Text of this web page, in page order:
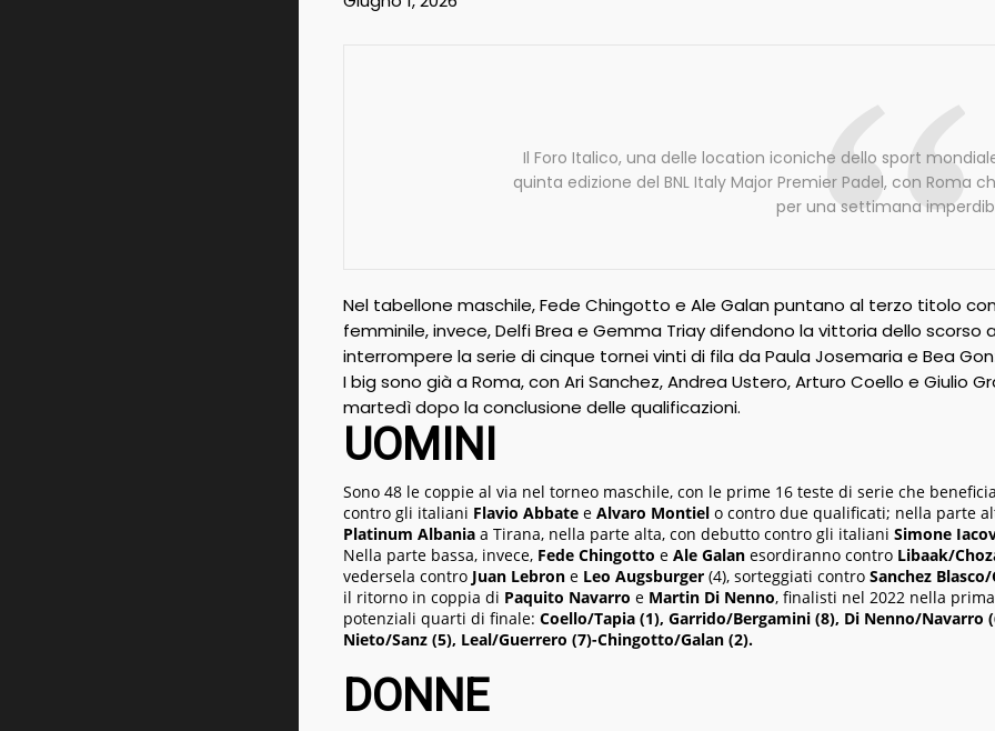
Il Foro Italico, una delle location iconiche dello sport
quinta edizione del BNL Italy Major Premier Padel, con Roma
per una settimana
Nel tabellone maschile, Fede Chingotto e Ale Galan puntano al terzo titolo
femminile, invece, Delfi Brea e Gemma Triay difendono la vittoria dello
interrompere la serie di cinque tornei vinti di fila da Paula Josemaria e Bea
I big sono già a Roma, con Ari Sanchez, Andrea Ustero, Arturo Coello e Giulio
martedì dopo la conclusione delle qualificazioni.
UOMINI
Sono 48 le coppie al via nel torneo maschile, con le prime 16 teste di serie che
contro gli italiani Flavio Abbatee Alvaro Montiel o contro due qualificati; nella parte
Platinum Albaniaa Tirana, nella parte alta, con debutto contro gli italiani Simone
Nella parte bassa, invece, Fede Chingotto e Ale Galan esordiranno contro Libaak/
vedersela contro Juan Lebron e Leo Augsburger(4), sorteggiati contro Sanchez
il ritorno in coppia di Paquito Navarro e Martin Di Nenno, finalisti nel 2022 nella
potenziali quarti di finale: Coello/Tapia (1), Garrido/Bergamini (8), Di Nenno/Navarro
Nieto/Sanz (5), Leal/Guerrero (7)-Chingotto/Galan (2).
DONNE